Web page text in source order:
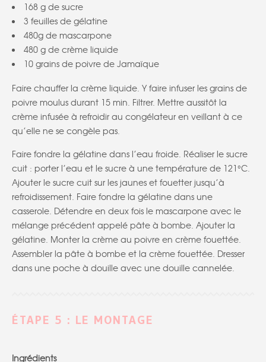
168 g de sucre
3 feuilles de gélatine
480g de mascarpone
480 g de crème liquide
10 grains de poivre de Jamaïque
Faire chauffer la crème liquide. Y faire infuser les grains de
poivre moulus durant 15 min. Filtrer. Mettre aussitôt la
crème infusée à refroidir au congélateur en veillant à ce
qu’elle ne se congèle pas.
Faire fondre la gélatine dans l’eau froide. Réaliser le sucre
cuit : porter l’eau et le sucre à une température de 121°C.
Ajouter le sucre cuit sur les jaunes et fouetter jusqu’à
refroidissement. Faire fondre la gélatine dans une
casserole. Détendre en deux fois le mascarpone avec le
mélange précédent appelé pâte à bombe. Ajouter la
gélatine. Monter la crème au poivre en crème fouettée.
Assembler la pâte à bombe et la crème fouettée. Dresser
dans une poche à douille avec une douille cannelée.
ÉTAPE 5 : LE MONTAGE
Ingrédients